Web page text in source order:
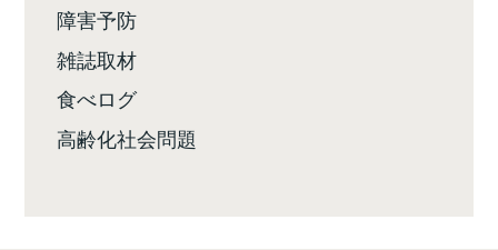
障害予防
雑誌取材
食べログ
高齢化社会問題